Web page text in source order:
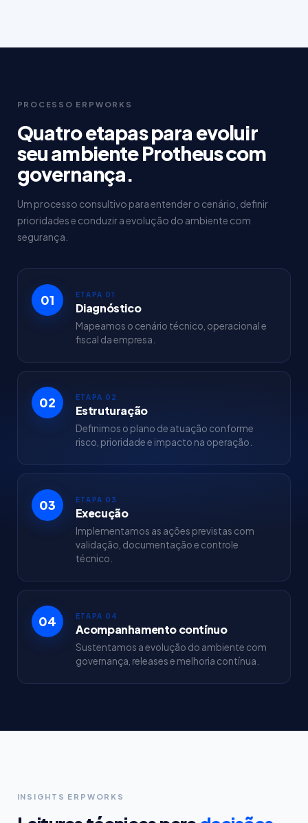
PROCESSO ERPWORKS
Quatro etapas para evoluir
seu ambiente Protheus com
governança.
Um processo consultivo para entender o cenário, definir
prioridades e conduzir a evolução do ambiente com
segurança.
01 ETAPA 01
Diagnóstico
Mapeamos o cenário técnico, operacional e
fiscal da empresa.
02 ETAPA 02
Estruturação
Definimos o plano de atuação conforme
risco, prioridade e impacto na operação.
03 ETAPA 03
Execução
Implementamos as ações previstas com
validação, documentação e controle
técnico.
04 ETAPA 04
Acompanhamento contínuo
Sustentamos a evolução do ambiente com
governança, releases e melhoria contínua.
INSIGHTS ERPWORKS